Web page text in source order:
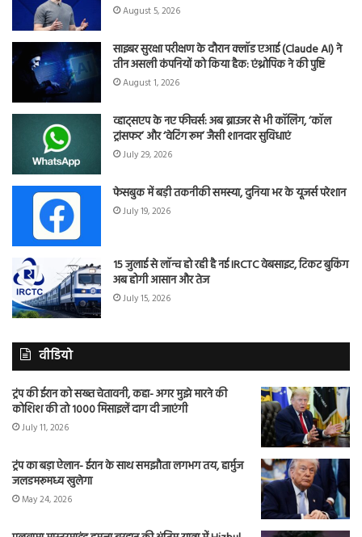
August 5, 2026
साइबर सुरक्षा परीक्षण के दौरान क्लॉड एआई (Claude AI) ने
तीन असली कंपनियों को किया हैक: एंथ्रोपिक ने की पुष्टि
August 1, 2026
व्हाट्सएप के नए फीचर्स: अब ब्राउजर से भी कॉलिंग, ‘कॉल
ट्रांसफर’ और ‘वेटिंग रूम’ जैसी शानदार सुविधाएं
July 29, 2026
फेसबुक में बड़ी तकनीकी समस्या, दुनिया भर के यूजर्स परेशान
July 19, 2026
15 जुलाई से लॉन्च हो रही है नई IRCTC वेबसाइट, टिकट बुकिंग
अब होगी आसान और तेज
July 15, 2026
वीडियो
ट्रंप की ईरान को सख्त चेतावनी, कहा- अगर मुझे मारने की
कोशिश की तो 1000 मिसाइलें दाग दी जाएंगी
July 11, 2026
ट्रंप का बड़ा ऐलान- ईरान के साथ समझौता लगभग तय, हार्मुज
जलडमरूमध्य खुलेगा
May 24, 2026